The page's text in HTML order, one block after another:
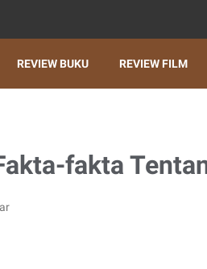
REVIEW BUKU REVIEW FILM
fakta